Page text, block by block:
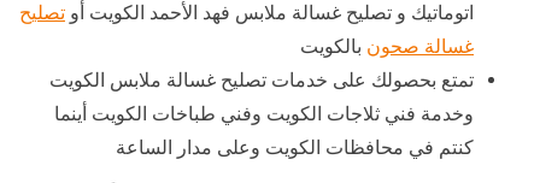
اتوماتيك و تصليح غسالة ملابس فهد الأحمد الكويت أو تصليح
غسالة صحون بالكويت
تمتع بحصولك على خدمات تصليح غسالة ملابس الكويت
وخدمة فني ثلاجات الكويت وفني طباخات الكويت أينما
كنتم في محافظات الكويت وعلى مدار الساعة